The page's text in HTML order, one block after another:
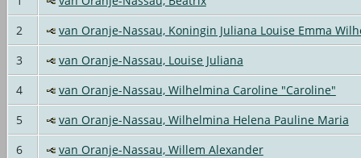
2
van Oranje-Nassau, Koningin Juliana Louise Emma
3
van Oranje-Nassau, Louise Juliana
4
van Oranje-Nassau, Wilhelmina Caroline "Caroline"
5
van Oranje-Nassau, Wilhelmina Helena Pauline Maria
6
van Oranje-Nassau, Willem Alexander